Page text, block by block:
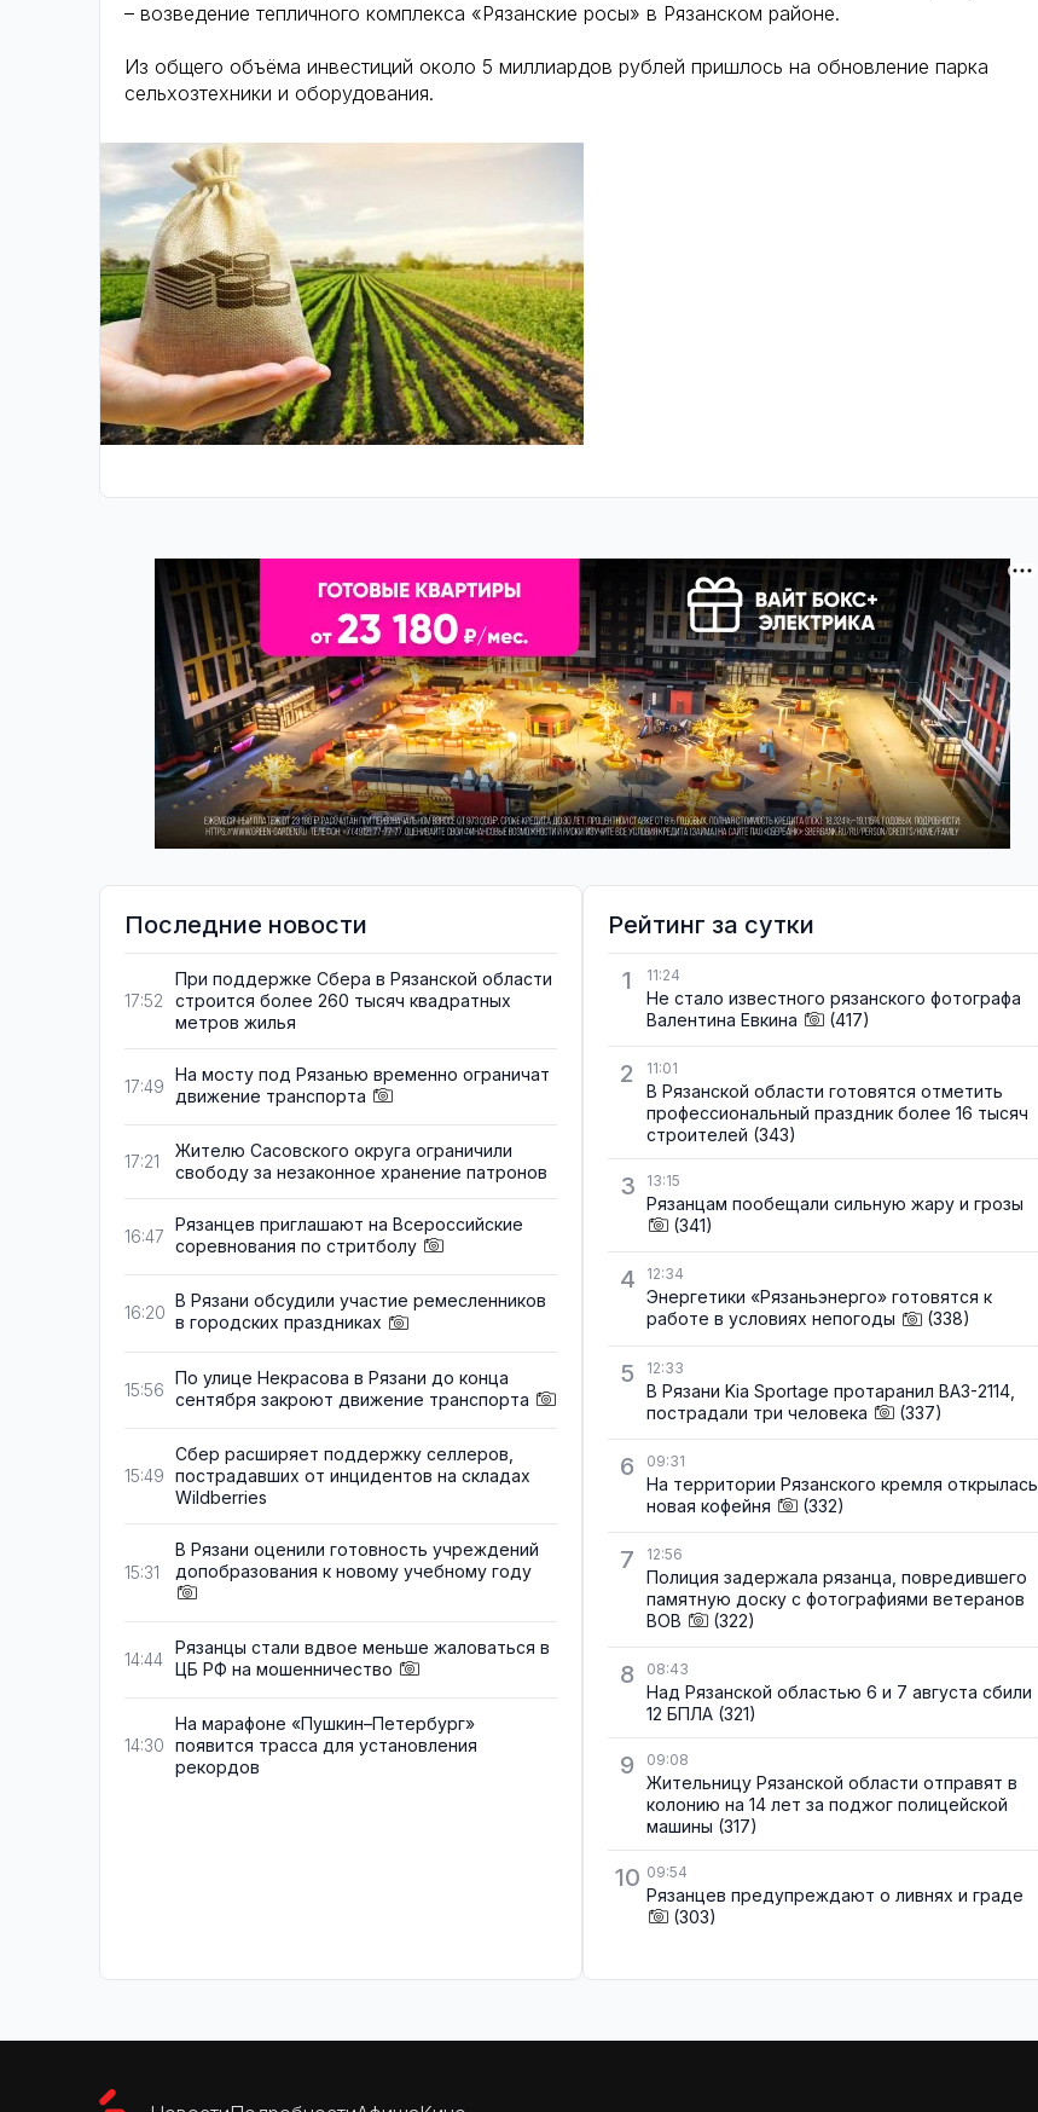
– возведение тепличного комплекса «Рязанские росы» в Рязанском районе.
Из общего объёма инвестиций около 5 миллиардов рублей пришлось на обновление парка
сельхозтехники и оборудования.
Последние новости
17:52
При поддержке Сбера в Рязанской области
строится более 260 тысяч квадратных
метров жилья
17:49
На мосту под Рязанью временно ограничат
движение транспорта
17:21
Жителю Сасовского округа ограничили
свободу за незаконное хранение патронов
16:47
Рязанцев приглашают на Всероссийские
соревнования по стритболу
16:20
В Рязани обсудили участие ремесленников
в городских праздниках
15:56
По улице Некрасова в Рязани до конца
сентября закроют движение транспорта
15:49
Сбер расширяет поддержку селлеров,
пострадавших от инцидентов на складах
Wildberries
15:31
В Рязани оценили готовность учреждений
допобразования к новому учебному году
14:44
Рязанцы стали вдвое меньше жаловаться в
ЦБ РФ на мошенничество
14:30
На марафоне «Пушкин–Петербург»
появится трасса для установления
рекордов
Рейтинг за сутки
1
11:24
Не стало известного рязанского фотографа
Валентина Евкина
(417)
2 11:01
В Рязанской области готовятся отметить
профессиональный праздник более 16 тысяч
строителей (343)
3 13:15
Рязанцам пообещали сильную жару и грозы
(341)
4 12:34
Энергетики «Рязаньэнерго» готовятся к
работе в условиях непогоды
(338)
5 12:33
В Рязани Kia Sportage протаранил ВАЗ-2114,
пострадали три человека
(337)
6 09:31
На территории Рязанского кремля открылась
новая кофейня
(332)
7 12:56
Полиция задержала рязанца, повредившего
памятную доску с фотографиями ветеранов
ВОВ
(322)
8 08:43
Над Рязанской областью 6 и 7 августа сбили
12 БПЛА (321)
9 09:08
Жительницу Рязанской области отправят в
колонию на 14 лет за поджог полицейской
машины (317)
10 09:54
Рязанцев предупреждают о ливнях и граде
(303)